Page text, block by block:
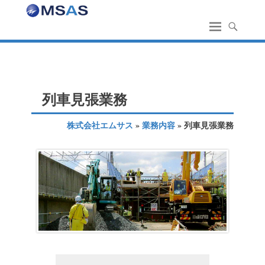
列車見張業務
株式会社エムサス »業務内容» 列車見張業務